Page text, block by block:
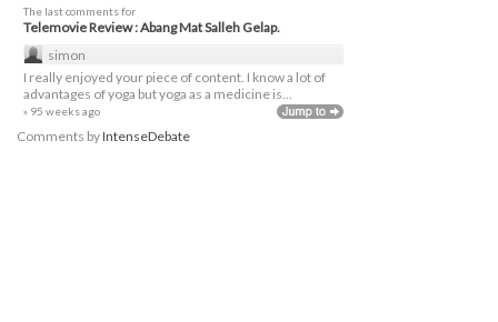
The last comments for
Telemovie Review : Abang Mat Salleh Gelap.
simon
I really enjoyed your piece of content. I know a lot of
advantages of yoga but yoga as a medicine is...
» 95 weeks ago
Comments byIntenseDebate